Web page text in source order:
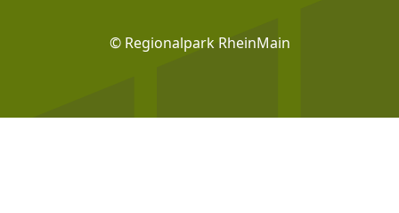
© Regionalpark RheinMain